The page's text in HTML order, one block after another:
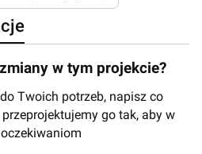
w tym projekcie?
Twoich potrzeb, napisz co
go tak, aby w